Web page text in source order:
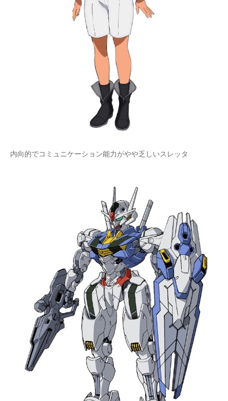
内向的でコミュニケーション能力がやや乏しいスレッタ